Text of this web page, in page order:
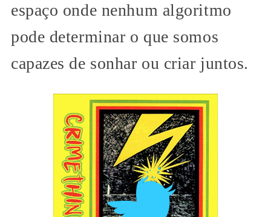
espaço onde nenhum algoritmo
pode determinar o que somos
capazes de sonhar ou criar juntos.